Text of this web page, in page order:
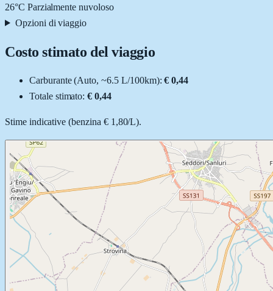
26°C Parzialmente nuvoloso
Opzioni di viaggio
Costo stimato del viaggio
Carburante (Auto, ~6.5 L/100km): € 0,44
Totale stimato:€ 0,44
Stime indicative (benzina € 1,80/L).